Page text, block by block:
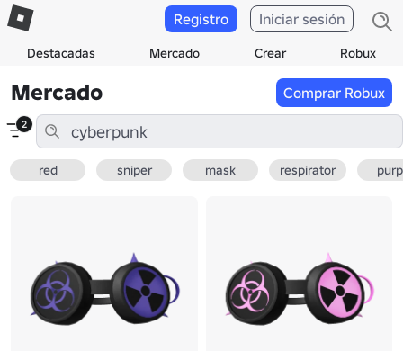
Destacadas Mercado Crear Robux
Registro Iniciar sesión
Mercado Comprar Robux
2
red sniper mask respirator